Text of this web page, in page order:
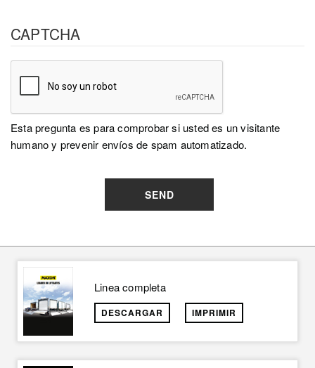
CAPTCHA
Esta pregunta es para comprobar si usted es un visitante
humano y prevenir envíos de spam automatizado.
SEND
Linea completa
DESCARGAR IMPRIMIR